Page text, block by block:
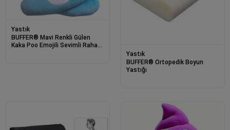
Yastık
BUFFER® Mavi Renkli Gülen
Kaka Poo Emojili Sevimli Rahat
Yastık
BUFFER® Ortopedik Boyun
Yastığı